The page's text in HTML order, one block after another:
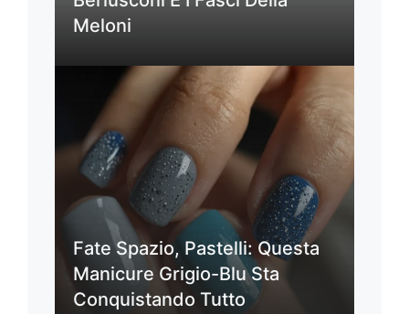
Meloni
Fate Spazio, Pastelli: Questa
Manicure Grigio-Blu Sta
Conquistando Tutto